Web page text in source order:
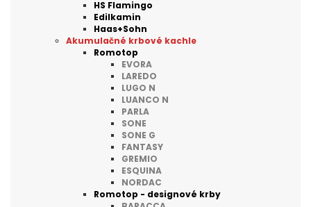
HS Flamingo
Edilkamin
Haas+Sohn
Akumulačné krbové kachle
Romotop
EVORA
LAREDO
LUGO N
LUANCO N
PARLA
SONE
SONE G
FANTASY
GREMIO
ESQUINA
NORDAC
Romotop - designové krby